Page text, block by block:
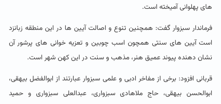
های پهلوانی آمیخته است.
فرماندار سبزوار گفت: همچنین تنوع و اصالت آیین ها در این منطقه زبانزد
است آیین های سنتی همچون اسب چوبین و تعزیه خوانی های پرشور آن
نشان دهنده پیوند عمیق هنر، مذهب و سنت در این کهن شهر است.
قربانی افزود: برخی از مفاخر ادبی و علمی سبزوار عبارتند از ابوالفضل بیهقی،
ابوالحسن بیهقی، حاج ملاهادی سبزواری، عبدالعلی سبزواری و حمید